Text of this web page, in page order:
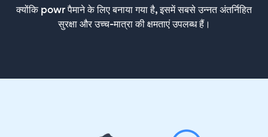
क्योंकि powr पैमाने के लिए बनाया गया है, इसमें सबसे उन्नत अंतर्निहित
सुरक्षा और उच्च-मात्रा की क्षमताएं उपलब्ध हैं।